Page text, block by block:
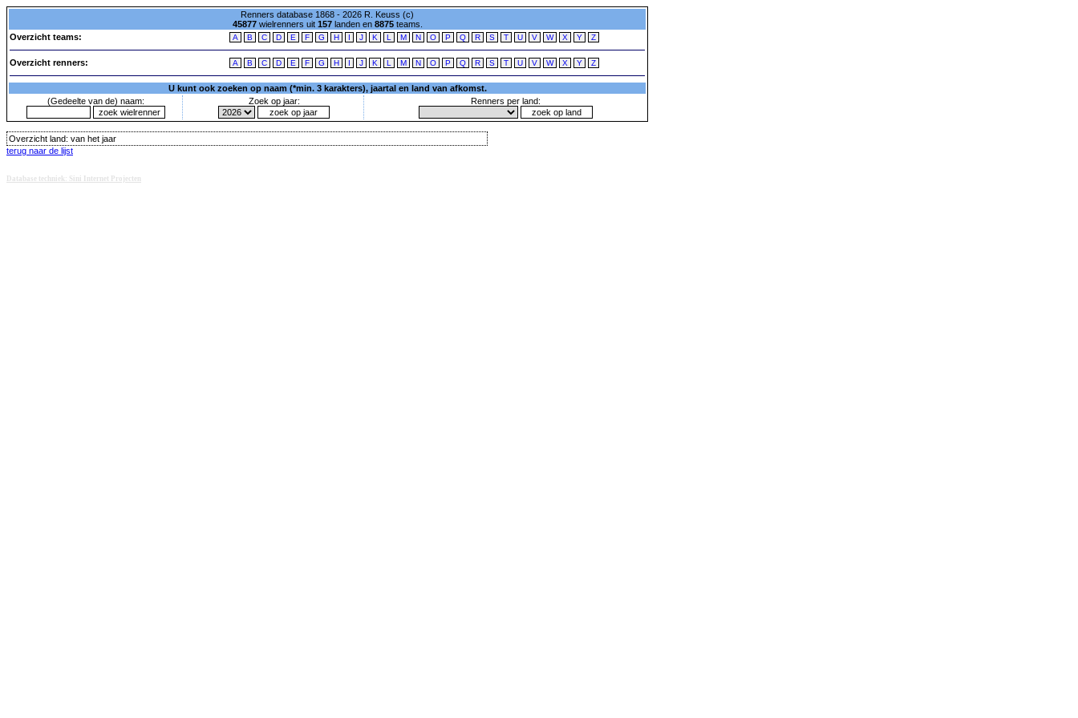
Renners database 1868 - 2026 R. Keuss (c)
45877wielrenners uit 157landen en 8875teams.
Overzicht teams:
A B C D E F G H I J K L M N O P Q R S T U V W X Y Z
Overzicht renners: A B C D E F G H I J K L M N O P Q R S T U V W X Y Z
U kunt ook zoeken op naam (*min. 3 karakters), jaartal en land van afkomst.
(Gedeelte van de) naam:
Zoek op jaar: Renners per land:
Overzicht land: van het jaar
terug naar de lijst
Database techniek: Sini Internet Projecten